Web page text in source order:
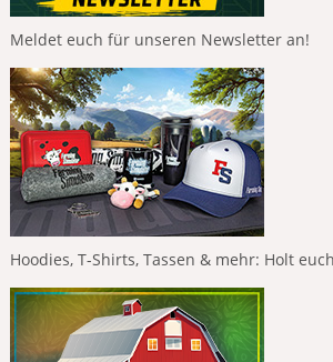
Meldet euch für unseren Newsletter an!
Hoodies, T-Shirts, Tassen & mehr: Holt